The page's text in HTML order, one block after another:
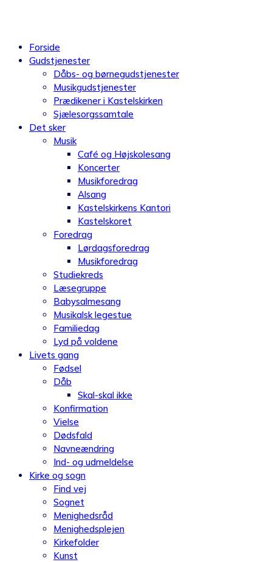
Forside
Gudstjenester
Dåbs- og børnegudstjenester
Musikgudstjenester
Prædikener i Kastelskirken
Sjælesorgssamtale
Det sker
Musik
Café og Højskolesang
Koncerter
Musikforedrag
Alsang
Kastelskirkens Kantori
Kastelskoret
Foredrag
Lørdagsforedrag
Musikforedrag
Studiekreds
Læsegruppe
Babysalmesang
Musikalsk legestue
Familiedag
Lyd på voldene
Livets gang
Fødsel
Dåb
Skal-skal ikke
Konfirmation
Vielse
Dødsfald
Navneændring
Ind- og udmeldelse
Kirke og sogn
Find vej
Sognet
Menighedsråd
Menighedsplejen
Kirkefolder
Kunst